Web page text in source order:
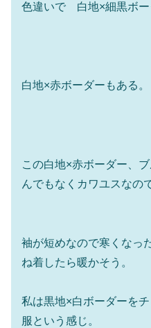
色違いで 白地×細黒ボー
白地×赤ボーダーもある。
この白地×赤ボーダー、
んでもなくカワユスなの
袖が短めなので寒くなっ
ね着したら暖かそう。
私は黒地×白ボーダーを
服という感じ。